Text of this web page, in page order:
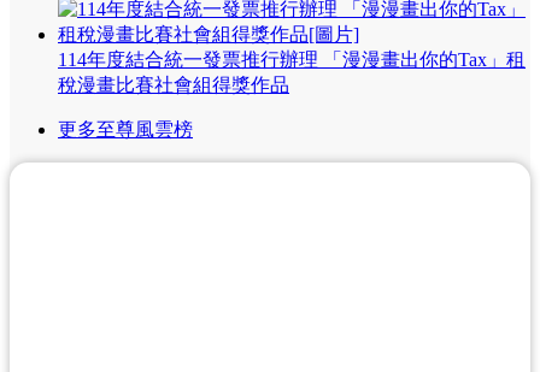
114年度結合統一發票推行辦理 「漫漫畫出你的Tax」租
稅漫畫比賽社會組得獎作品
更多至尊風雲榜